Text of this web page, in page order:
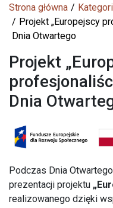
Strona główna
Projekt „Europejscy
Dnia Otwartego
Projekt
Dnia
Podczas Dnia
prezentacji projektu
realizowanego dzięki